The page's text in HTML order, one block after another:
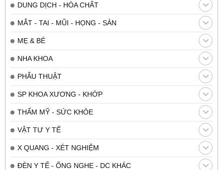
DUNG DỊCH - HÓA CHẤT
MẮT - TAI - MŨI - HỌNG - SẢN
MẸ & BÉ
NHA KHOA
PHẪU THUẬT
SP KHOA XƯƠNG - KHỚP
THẨM MỸ - SỨC KHỎE
VẬT TƯ Y TẾ
X QUANG - XÉT NGHIỆM
ĐÈN Y TẾ - ỐNG NGHE - DC KHÁC